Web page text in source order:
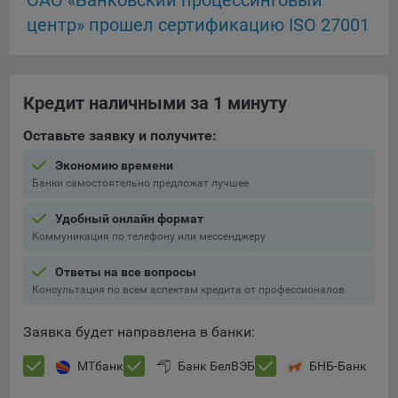
Подобные функции улучшают условия работы
пользователей с сайтом.
выборе пользователя на сайте и его предпочтениях и
выбранном пользователем городе и других местных
настраивать сайт.
Яндекс.Метрика, Google Analytics. Данные файлы cookie
собирают информацию о том, как пользователь
улучшения.
сайта Общества посещаются чаще всего, помогают
сайта, а также позволяют оценить эффективность
центр» прошел сертификацию ISO 27001
Кредит наличными за 1 минуту
Оставьте заявку и получите:
Экономию времени
Банки самостоятельно предложат лучшее
Удобный онлайн формат
Коммуникация по телефону или мессенджеру
Ответы на все вопросы
Консультация по всем аспектам кредита от профессионалов
Заявка будет направлена в банки:
МТбанк Банк БелВЭБ БНБ-Банк